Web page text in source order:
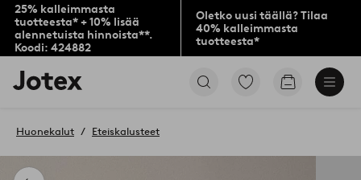
25% kalleimmasta
tuotteesta* + 10% lisää
alennetuista hinnoista**.
Koodi: 424882
Oletko uusi täällä? Tilaa
40% kalleimmasta
tuotteesta*
Jotex-
logo
aloitussivulle
Siirry
Siirry
Huonekalut Eteiskalusteet